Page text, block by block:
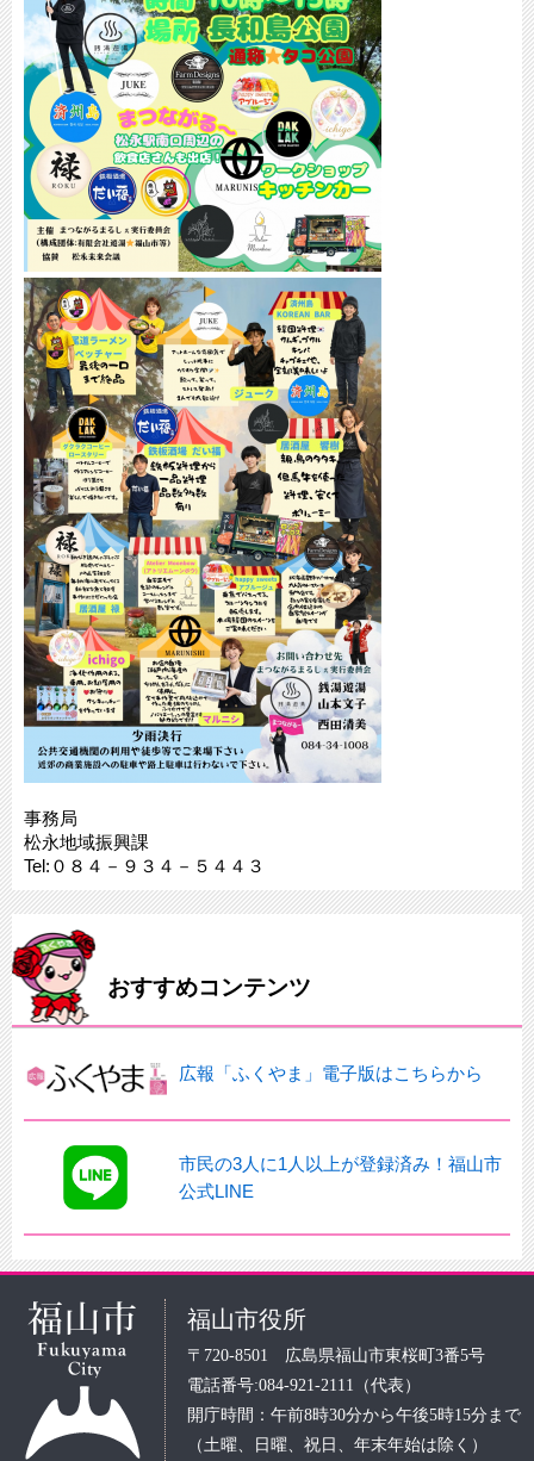
事務局
松永地域振興課
Tel:０８４－９３４－５４４３
おすすめコンテンツ
広報「ふくやま」電子版はこちらから
市民の3人に1人以上が登録済み！福山市
公式LINE
福山市役所
〒720-8501 広島県福山市東桜町3番5号
電話番号:084-921-2111（代表）
開庁時間：午前8時30分から午後5時15分まで
（土曜、日曜、祝日、年末年始は除く）